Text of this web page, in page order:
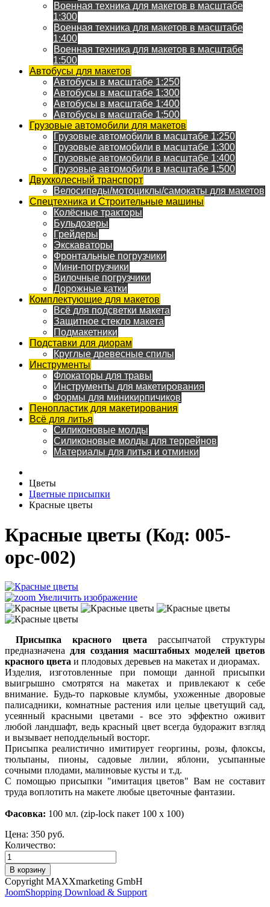
Военная техника для макетов в масштабе
1:300
Военная техника для макетов в масштабе
1:400
Военная техника для макетов в масштабе
1:500
Автобусы для макетов
Автобусы в масштабе 1:250
Автобусы в масштабе 1:300
Автобусы в масштабе 1:400
Автобусы в масштабе 1:500
Грузовые автомобили для макетов
Грузовые автомобили в масштабе 1:250
Грузовые автомобили в масштабе 1:300
Грузовые автомобили в масштабе 1:400
Грузовые автомобили в масштабе 1:500
Двухколесный транспорт
Велосипеды/мотоциклы/самокаты для макетов
Спецтехника и Строительные машины
Колёсные тракторы
Бульдозеры
Грейдеры
Экскаваторы
Фронтальные погрузчики
Мини-погрузчики
Вилочные погрузчики
Дорожные катки
Комплектующие для макетов
Всё для подсветки макета
Защитное стекло макета
Подмакетники
Подставки для диорам
Круглые древесные спилы
Инструменты
Флокаторы для травы
Инструменты для макетирования
Формы для миникирпичиков
Пенопластик для макетирования
Всё для литья
Силиконовые молды
Силиконовые молды для террейнов
Материалы для литья и отминки
Цветы
Цветные присыпки
Красные цветы
Красные цветы (Код: 005-
opc-002)
Увеличить изображение
Присыпка красного цвета рассыпчатой структуры
предназначена для создания масштабных моделей цветов
красного цвета и плодовых деревьев на макетах и диорамах.
Изделия, изготовленные при помощи данной присыпки
выигрышно смотрятся на макетах и привлекают к себе
внимание. Будь-то парковые клумбы, ухоженные дворовые
палисадники, комнатные растения или целые цветущий сад,
усеянный красными цветами - все это эффектно оживит
любой ландшафт, ведь красный цвет всегда будоражит взгляд
и вызывает неподдельный восторг.
Присыпка реалистично имитирует георгины, розы, флоксы,
тюльпаны, пионы, садовые лилии, яблони, усыпанные
сочными плодами, малиновые кусты и т.д.
С помощью присыпки "имитация цветов" Вам не составит
труда воплотить на макете любые цветочные фантазии.
Фасовка: 100 мл. (zip-lock пакет 100 х 100)
Цена: 350 руб.
Количество:
Copyright MAXXmarketing GmbH
JoomShopping Download & Support